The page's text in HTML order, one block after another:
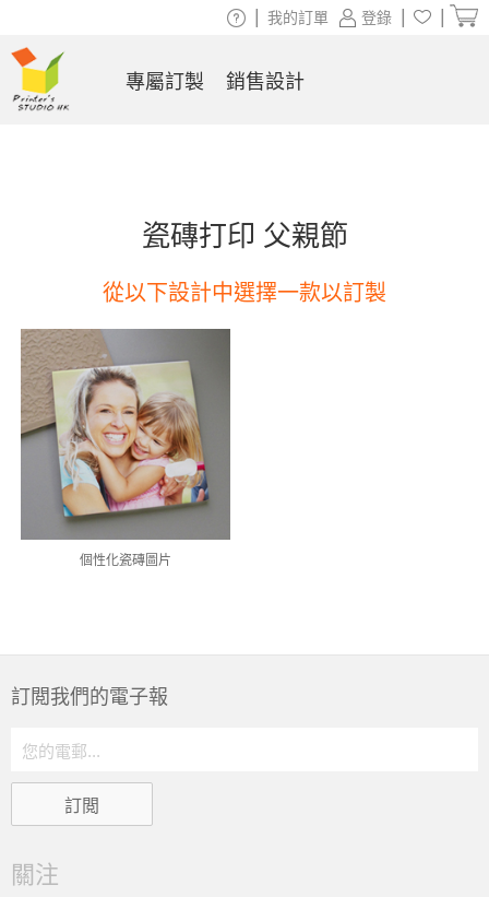
瓷磚打印 父親節
從以下設計中選擇一款以訂製
個性化瓷磚圖片
訂閲我們的電子報
關注
登錄
我的訂單
專屬訂製 銷售設計